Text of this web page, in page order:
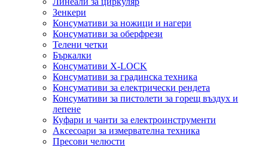
Зенкери
Консумативи за ножици и нагери
Консумативи за оберфрези
Телени четки
Бъркалки
Консумативи X-LOCK
Консумативи за градинска техника
Консумативи за електрически рендета
Консумативи за пистолети за горещ въздух и
лепене
Куфари и чанти за електроинструменти
Аксесоари за измервателна техника
Пресови челюсти